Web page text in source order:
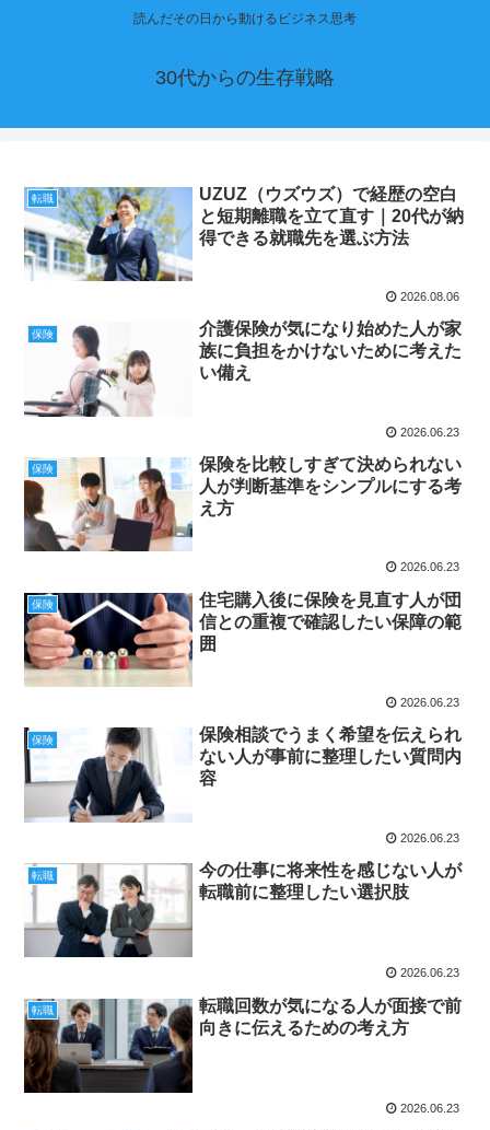
読んだその日から動けるビジネス思考
30代からの生存戦略
転職
UZUZ（ウズウズ）で経歴の空白
と短期離職を立て直す｜20代が納
得できる就職先を選ぶ方法
2026.08.06
保険
介護保険が気になり始めた人が家
族に負担をかけないために考えた
い備え
2026.06.23
保険
保険を比較しすぎて決められない
人が判断基準をシンプルにする考
え方
2026.06.23
保険
住宅購入後に保険を見直す人が団
信との重複で確認したい保障の範
囲
2026.06.23
保険
保険相談でうまく希望を伝えられ
ない人が事前に整理したい質問内
容
2026.06.23
転職
今の仕事に将来性を感じない人が
転職前に整理したい選択肢
2026.06.23
転職
転職回数が気になる人が面接で前
向きに伝えるための考え方
2026.06.23